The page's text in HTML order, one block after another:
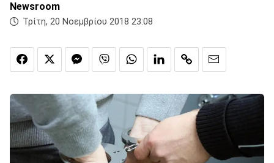
Newsroom
Τρίτη, 20 Νοεμβρίου 2018 23:08